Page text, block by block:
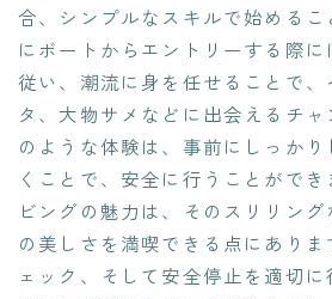
合、シンプルなスキルで始める
にボートからエントリーする際
従い、潮流に身を任せることで、
タ、大物サメなどに出会えるチ
のような体験は、事前にしっか
くことで、安全に行うことがで
ビングの魅力は、そのスリリン
の美しさを満喫できる点にあり
ェック、そして安全停止を適切